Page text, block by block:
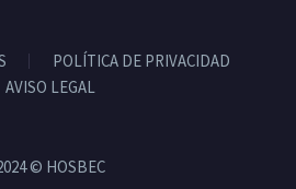
POLÍTICA DE PRIVACIDAD
AVISO LEGAL
© HOSBEC